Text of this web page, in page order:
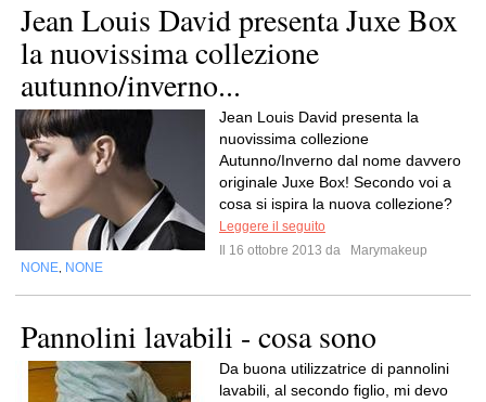
Jean Louis David presenta Juxe Box
la nuovissima collezione
autunno/inverno...
Jean Louis David presenta la
nuovissima collezione
Autunno/Inverno dal nome davvero
originale Juxe Box! Secondo voi a
cosa si ispira la nuova collezione?
Leggere il seguito
Il 16 ottobre 2013 da
Marymakeup
NONE NONE
Pannolini lavabili - cosa sono
Da buona utilizzatrice di pannolini
lavabili, al secondo figlio, mi devo